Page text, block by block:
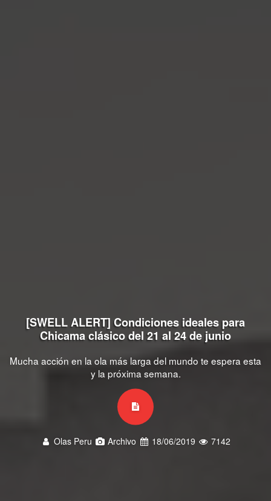
[SWELL ALERT] Condiciones ideales para
Chicama clásico del 21 al 24 de junio
Mucha acción en la ola más larga del mundo te espera esta
y la próxima semana.
Olas Peru Archivo 18/06/2019 7142